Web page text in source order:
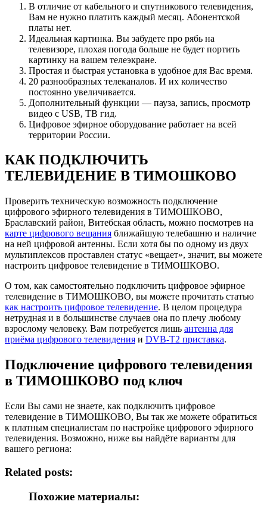
В отличие от кабельного и спутникового телевидения,
Вам не нужно платить каждый месяц. Абонентской
платы нет.
Идеальная картинка. Вы забудете про рябь на
телевизоре, плохая погода больше не будет портить
картинку на вашем телеэкране.
Простая и быстрая установка в удобное для Вас время.
20 разнообразных телеканалов. И их количество
постоянно увеличивается.
Дополнительный функции — пауза, запись, просмотр
видео с USB, ТВ гид.
Цифровое эфирное оборудование работает на всей
территории России.
КАК ПОДКЛЮЧИТЬ
ТЕЛЕВИДЕНИЕ В ТИМОШКОВО
Проверить техническую возможность подключение
цифрового эфирного телевидения в ТИМОШКОВО,
Браславский район, Витебская область, можно посмотрев на
карте цифрового вещания ближайшую телебашню и наличие
на ней цифровой антенны. Если хотя бы по одному из двух
мультиплексов проставлен статус «вещает», значит, вы можете
настроить цифровое телевидение в ТИМОШКОВО.
О том, как самостоятельно подключить цифровое эфирное
телевидение в ТИМОШКОВО, вы можете прочитать статью
как настроить цифровое телевидение. В целом процедура
нетрудная и в большинстве случаев она по плечу любому
взрослому человеку. Вам потребуется лишь антенна для
приёма цифрового телевидения и DVB-T2 приставка.
Подключение цифрового телевидения
в ТИМОШКОВО под ключ
Если Вы сами не знаете, как подключить цифровое
телевидение в ТИМОШКОВО, Вы так же можете обратиться
к платным специалистам по настройке цифрового эфирного
телевидения. Возможно, ниже вы найдёте варианты для
вашего региона:
Related posts:
Похожие материалы: